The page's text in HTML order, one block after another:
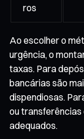
ros
Ao escolher o
urgência, o
taxas. Para
bancárias são
dispendiosas.
ou
adequados.